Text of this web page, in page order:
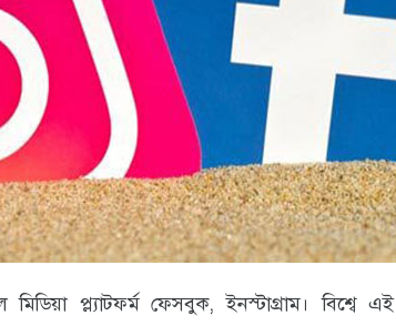
মিডিয়া প্ল্যাটফর্ম ফেসবুক, ইনস্টাগ্রাম। বিশ্বে এই